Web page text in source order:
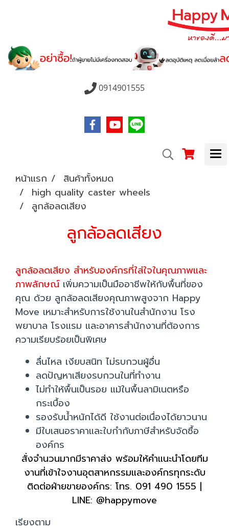
0914901555
หน้าแรก
สินค้าทั้งหมด
high quality caster wheels
ลูกล้อลดเสียง
ลูกล้อลดเสียง
ลูกล้อลดเสียง สำหรับองค์กรที่ใส่ใจในคุณภาพและ
ภาพลักษณ์เพิ่มความเป็นมืออาชีพให้กับพื้นที่ของ
คุณ ด้วย ลูกล้อลดเสียงคุณภาพสูงจาก Happy
Move เหมาะสำหรับการใช้งานในสำนักงาน โรง
พยาบาล โรงแรม และอาคารสำนักงานที่ต้องการ
ความเรียบร้อยเป็นพิเศษ
ลื่นไหล เงียบสนิท ไม่รบกวนผู้อื่น
ลดปัญหาเสียงรบกวนในที่ทำงาน
ไม่ทำให้พื้นเป็นรอย แม้ในพื้นลามิเนตหรือ
กระเบื้อง
รองรับน้ำหนักได้ดี ใช้งานต่อเนื่องได้ยาวนาน
มีใบเสนอราคาและใบกำกับภาษีสำหรับจัดซื้อ
องค์กร
สั่งจำนวนมากมีราคาส่ง พร้อมให้คำแนะนำโดยทีม
งานที่เข้าใจงานอุตสาหกรรมและองค์กรทุกระดับ
ติดต่อฝ่ายขายองค์กร: โทร. 091 490 1555 |
LINE: @happymove
เรียงตาม